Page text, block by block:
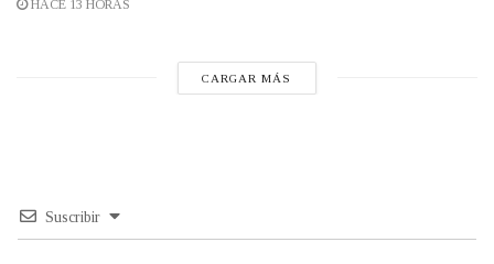
HACE 13 HORAS
CARGAR MÁS
Suscribir